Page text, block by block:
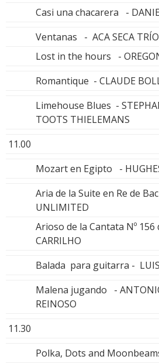
Casi una chacarera -
Ventanas - ACA SECA TRÍO
Lost in the hours -
Romantique - CLAUDE
Limehouse Blues -
TOOTS THIELEMANS
11.00
Mozart en Egipto -
Aria de la Suite en Re de
UNLIMITED
Arioso de la Cantata Nº
CARRILHO
Balada para guitarra - LUIS
Malena jugando - ANTONIO
REINOSO
11.30
Polka, Dots and